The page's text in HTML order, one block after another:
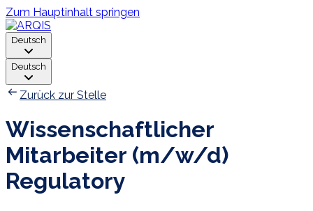
Zum Hauptinhalt springen
Deutsch
Deutsch
Zurück zur Stelle
Wissenschaftlicher
Mitarbeiter (m/w/d)
Regulatory